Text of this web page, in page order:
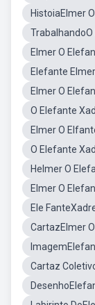
HistoiaElmer
Elmer O
Elefante
Elmer O
O Elefante
Elmer O
O Elefante
Helmer O
Elmer O
Ele
CartazElmer
Cartaz